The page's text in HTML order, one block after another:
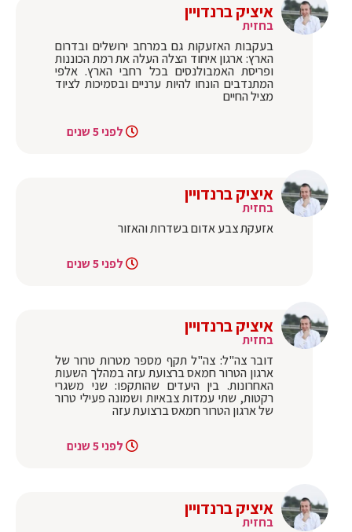
איציק ברנדויין
בחזית
בעקבות האזעקות גם במרחב ירושלים ובדרום
הארץ: ארגון איחוד הצלה העלה את רמת הכוננות
ופריסת האמבולנסים בכל רחבי הארץ. אלפי
המתנדבים הונחו להיות ערניים ובסמיכות לציוד
מציל החיים
לפני 5 שנים
איציק ברנדויין
בחזית
אזעקת צבע אדום בשדרות והאזור
לפני 5 שנים
איציק ברנדויין
בחזית
דובר צה"ל: צה"ל תקף מספר מטרות טרור של
ארגון הטרור חמאס ברצועת עזה במהלך השעות
האחרונות. בין היעדים שהותקפו: שני משגרי
רקטות, שתי עמדות צבאיות ושמונה פעילי טרור
של ארגון הטרור חמאס ברצועת עזה
לפני 5 שנים
איציק ברנדויין
בחזית